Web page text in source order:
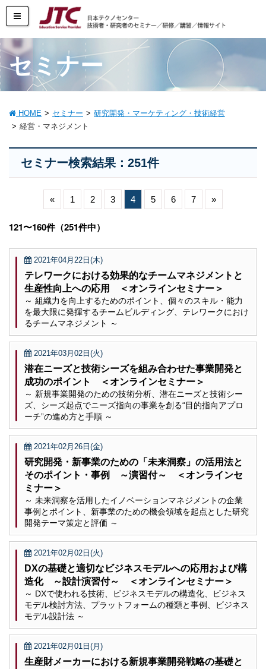
セミナー
HOME セミナー
研究開発・マーケティング・技術経営
経営・マネジメント
セミナー検索結果：251件
« 1 2 3 4 5 6 7 »
121〜160件（251件中）
2021年04月22日(木)
テレワークにおける効果的なチームマネジメントと
生産性向上への応用 ＜オンラインセミナー＞
～ 組織力を向上するためのポイント、個々のスキル・能力
を最大限に発揮するチームビルディング、テレワークにおけ
るチームマネジメント ～
2021年03月02日(火)
潜在ニーズと技術シーズを組み合わせた事業開発と
成功のポイント ＜オンラインセミナー＞
～ 新規事業開発のための技術分析、潜在ニーズと技術シー
ズ、シーズ起点でニーズ指向の事業を創る“目的指向アプロ
ーチ”の進め方と手順 ～
2021年02月26日(金)
研究開発・新事業のための「未来洞察」の活用法と
そのポイント・事例 ～演習付～ ＜オンラインセ
ミナー＞
～ 未来洞察を活用したイノベーションマネジメントの企業
事例とポイント、新事業のための機会領域を起点とした研究
開発テーマ策定と評価 ～
2021年02月02日(火)
DXの基礎と適切なビジネスモデルへの応用および構
造化 ～設計演習付～ ＜オンラインセミナー＞
～ DXで使われる技術、ビジネスモデルの構造化、ビジネス
モデル検討方法、プラットフォームの種類と事例、ビジネス
モデル設計法 ～
2021年02月01日(月)
生産財メーカーにおける新規事業開発戦略の基礎と